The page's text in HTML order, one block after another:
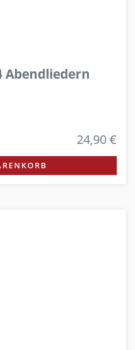
Abendliedern
24,90 €